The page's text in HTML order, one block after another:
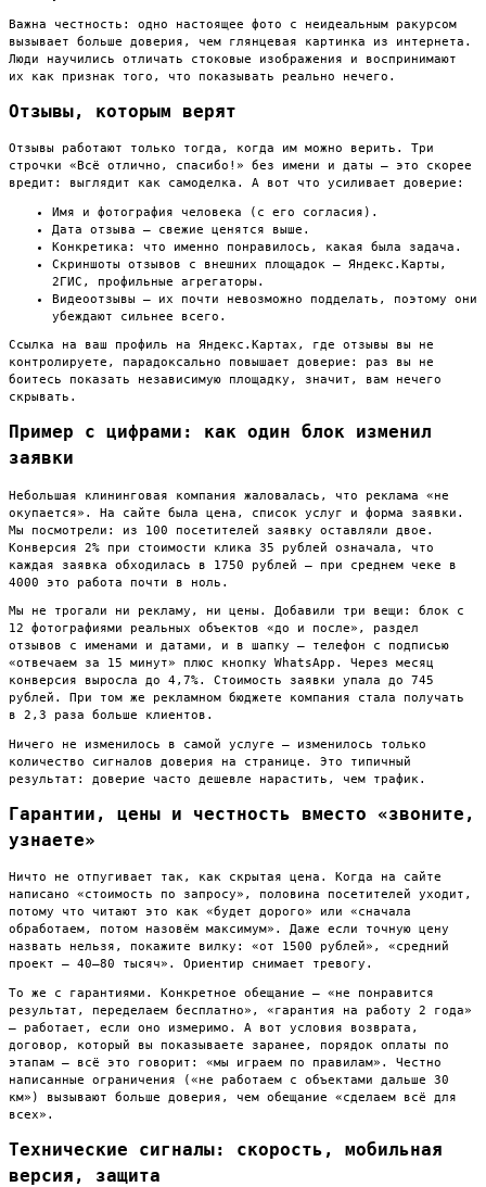
Важна честность: одно настоящее фото с неидеальным ракурсом
вызывает больше доверия, чем глянцевая картинка из интернета.
Люди научились отличать стоковые изображения и воспринимают
их как признак того, что показывать реально нечего.
Отзывы, которым верят
Отзывы работают только тогда, когда им можно верить. Три
строчки «Всё отлично, спасибо!» без имени и даты — это скорее
вредит: выглядит как самоделка. А вот что усиливает доверие:
Имя и фотография человека (с его согласия).
Дата отзыва — свежие ценятся выше.
Конкретика: что именно понравилось, какая была задача.
Скриншоты отзывов с внешних площадок — Яндекс.Карты,
2ГИС, профильные агрегаторы.
Видеоотзывы — их почти невозможно подделать, поэтому они
убеждают сильнее всего.
Ссылка на ваш профиль на Яндекс.Картах, где отзывы вы не
контролируете, парадоксально повышает доверие: раз вы не
боитесь показать независимую площадку, значит, вам нечего
скрывать.
Пример с цифрами: как один блок изменил
заявки
Небольшая клининговая компания жаловалась, что реклама «не
окупается». На сайте была цена, список услуг и форма заявки.
Мы посмотрели: из 100 посетителей заявку оставляли двое.
Конверсия 2% при стоимости клика 35 рублей означала, что
каждая заявка обходилась в 1750 рублей — при среднем чеке в
4000 это работа почти в ноль.
Мы не трогали ни рекламу, ни цены. Добавили три вещи: блок с
12 фотографиями реальных объектов «до и после», раздел
отзывов с именами и датами, и в шапку — телефон с подписью
«отвечаем за 15 минут» плюс кнопку WhatsApp. Через месяц
конверсия выросла до 4,7%. Стоимость заявки упала до 745
рублей. При том же рекламном бюджете компания стала получать
в 2,3 раза больше клиентов.
Ничего не изменилось в самой услуге — изменилось только
количество сигналов доверия на странице. Это типичный
результат: доверие часто дешевле нарастить, чем трафик.
Гарантии, цены и честность вместо «звоните,
узнаете»
Ничто не отпугивает так, как скрытая цена. Когда на сайте
написано «стоимость по запросу», половина посетителей уходит,
потому что читают это как «будет дорого» или «сначала
обработаем, потом назовём максимум». Даже если точную цену
назвать нельзя, покажите вилку: «от 1500 рублей», «средний
проект — 40–80 тысяч». Ориентир снимает тревогу.
То же с гарантиями. Конкретное обещание — «не понравится
результат, переделаем бесплатно», «гарантия на работу 2 года»
— работает, если оно измеримо. А вот условия возврата,
договор, который вы показываете заранее, порядок оплаты по
этапам — всё это говорит: «мы играем по правилам». Честно
написанные ограничения («не работаем с объектами дальше 30
км») вызывают больше доверия, чем обещание «сделаем всё для
всех».
Технические сигналы: скорость, мобильная
версия, защита